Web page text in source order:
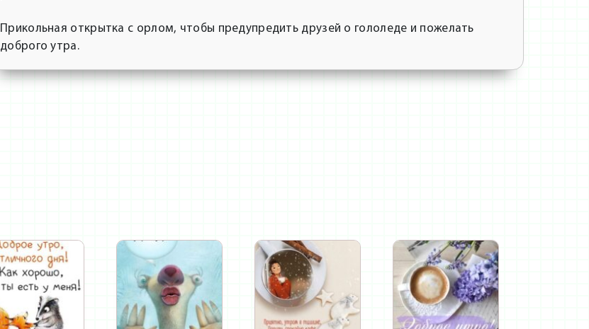
Прикольная открытка с орлом, чтобы предупредить друзей о гололеде и пожелать
доброго утра.